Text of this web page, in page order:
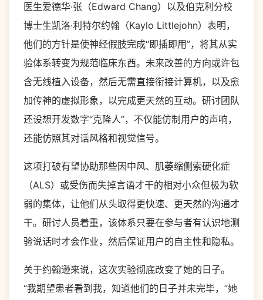
医生爱德华·张（Edward Chang）以及伯克利分校
博士生凯洛·利特尔约翰（Kaylo Littlejohn）表明，
他们的方针是使神经假肢完成“即插即用”，将其从实
验体系转变为规范临床东西。未来改善的方向或许包
含无线植入设备，然后无需直接衔接计算机，以及愈
加传神的虚拟形象，以完成更天然的互动。研讨团队
还设想开发数字“克隆人”，不仅能仿制用户的声响，
还能仿照其对话风格和视觉信号。
这项打破有望协助那些因中风、肌萎缩侧索硬化症
（ALS）或受伤而失掉言语才干的相对小众但极为软
弱的集体，让他们从头取得更快速、更天然的沟通才
干。研讨人员着重，该体系只要在参与者有认识地测
验说话时才会作业，然后保证用户的自主性和隐私。
关于约翰逊来说，这次实验彻底改变了她的日子。
“我期望患者看到我，知道他们的日子并未完毕，”她